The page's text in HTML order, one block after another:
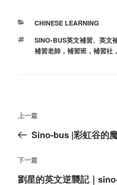
分
CHINESE LEARNING
标
签
SINO-BUS英文補習、 英文
補習老師，補習班，補習社
文
导
航
上
一
文
章
上一篇
Sino-bus |彩虹谷的
下
一
下一篇
劉星的英文逆襲記｜